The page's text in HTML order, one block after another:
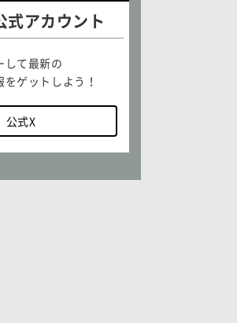
式アカウント
して最新の
ゲットしよう！
式X